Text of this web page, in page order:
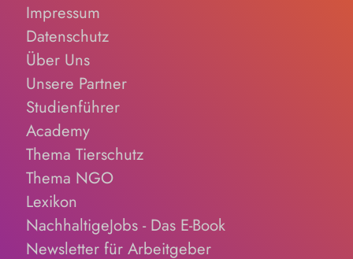
Impressum
Datenschutz
Über Uns
Unsere Partner
Studienführer
Academy
Thema Tierschutz
Thema NGO
Lexikon
NachhaltigeJobs - Das E-Book
Newsletter für Arbeitgeber